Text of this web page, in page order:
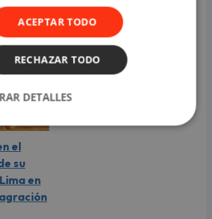
compartió revelador
video
el
su
en
ACEPTAR TODO
RECHAZAR TODO
DETALLES